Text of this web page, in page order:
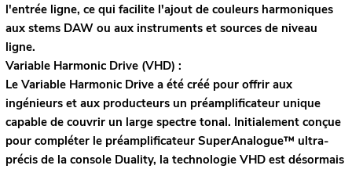
l'entrée ligne, ce qui facilite l'ajout de couleurs harmoniques
aux stems DAW ou aux instruments et sources de niveau
ligne.
Variable Harmonic Drive (VHD) :
Le Variable Harmonic Drive a été créé pour offrir aux
ingénieurs et aux producteurs un préamplificateur unique
capable de couvrir un large spectre tonal. Initialement conçue
pour compléter le préamplificateur SuperAnalogue™ ultra-
précis de la console Duality, la technologie VHD est désormais